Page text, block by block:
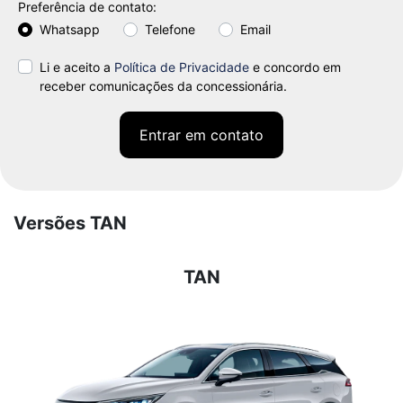
Preferência de contato:
Whatsapp
Telefone Email
Li e aceito a Política de Privacidade e concordo em
receber comunicações da concessionária.
Entrar em contato
Versões TAN
TAN